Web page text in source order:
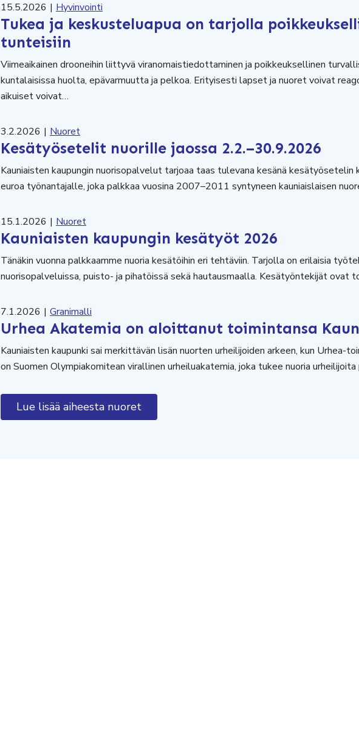
15.5.2026 | Hyvinvointi
Tukea ja keskusteluapua on tarjolla
tunteisiin
Viimeaikainen drooneihin liittyvä viranomaistiedottaminen ja poikkeuksellinen
kuntalaisissa huolta, epävarmuutta ja pelkoa. Erityisesti lapset ja nuoret voivat
aikuiset voivat…
3.2.2026 | Nuoret
Kesätyösetelit nuorille jaossa 2.2.–30.9.2026
Kauniaisten kaupungin nuorisopalvelut tarjoaa taas tulevana kesänä kesätyösetelin
euroa työnantajalle, joka palkkaa vuosina 2007–2011 syntyneen kauniaislaisen
15.1.2026 | Nuoret
Kauniaisten kaupungin kesätyöt 2026
Tänäkin vuonna palkkaamme nuoria kesätöihin eri tehtäviin. Tarjolla on erilaisia
nuorisopalveluissa, puisto- ja pihatöissä sekä hautausmaalla. Kesätyöntekijät ovat
7.1.2026 | Granimalli
Urhea Akatemia on aloittanut toimintansa
Kauniaisten kaupunki sai merkittävän lisän nuorten urheilijoiden arkeen, kun Urhea-
on Suomen Olympiakomitean virallinen urheiluakatemia, joka tukee nuoria
Lue lisää aiheesta nuoret